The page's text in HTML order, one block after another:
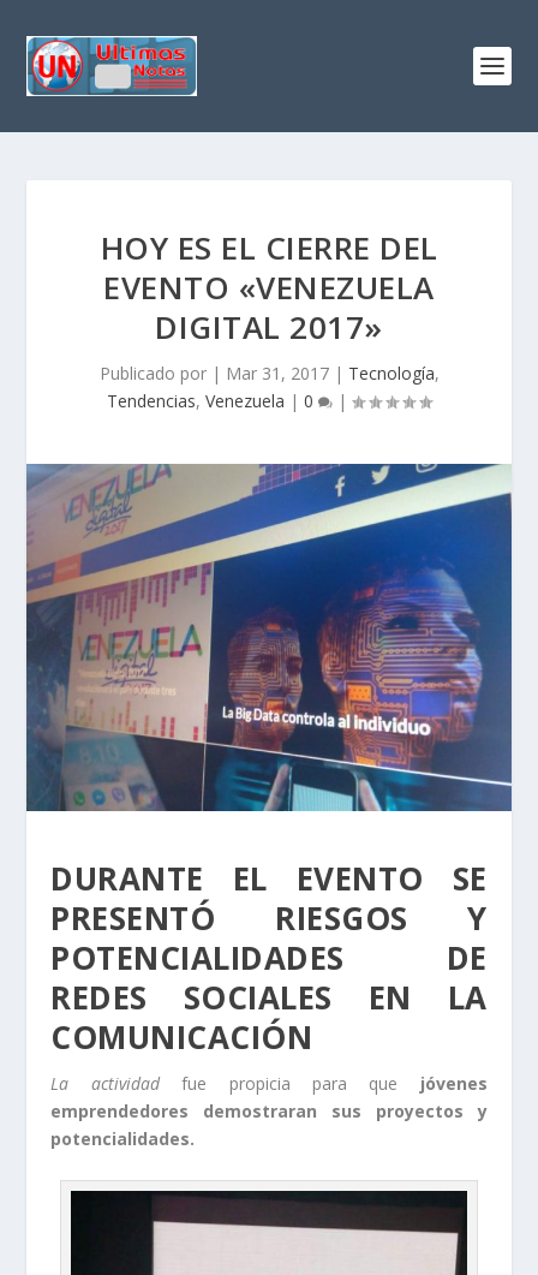
HOY ES EL CIERRE DEL
EVENTO «VENEZUELA
DIGITAL 2017»
Publicado por | Mar 31, 2017| Tecnología,
Tendencias, Venezuela | 0 |
DURANTE EL EVENTO SE
PRESENTÓ RIESGOS Y
POTENCIALIDADES DE
REDES SOCIALES EN LA
COMUNICACIÓN
La actividadfue propicia para que jóvenes
emprendedores demostraran sus proyectos y
potencialidades.